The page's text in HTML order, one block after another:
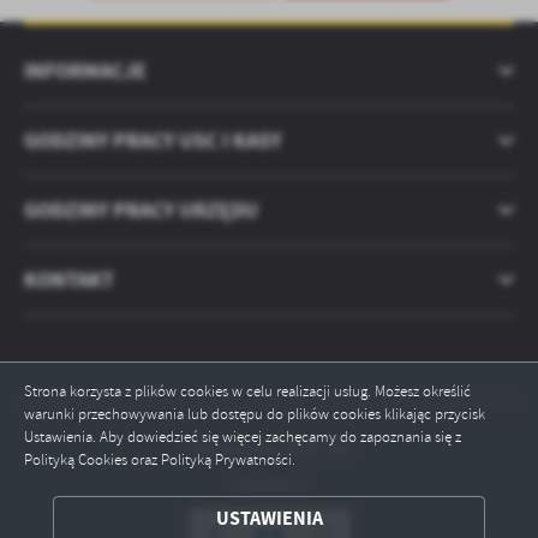
Strona korzysta z plików cookies w celu realizacji usług. Możesz określić
warunki przechowywania lub dostępu do plików cookies klikając przycisk
Ustawienia. Aby dowiedzieć się więcej zachęcamy do zapoznania się z
Polityką Cookies oraz Polityką Prywatności.
USTAWIENIA
treści w postaci wiadomości, ofert, komunikatów mediów
społecznościowych.
ZAPISZ WYBRANE
INFORMACJE
GODZINY PRACY USC I KASY
GODZINY PRACY URZĘDU
KONTAKT
Odwiedzin: 2567794